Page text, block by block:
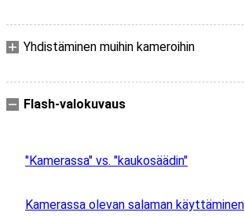
Yhdistäminen muihin kameroihin
Flash-valokuvaus
"Kamerassa" vs. "kaukosäädin"
Kamerassa olevan salaman käyttäminen